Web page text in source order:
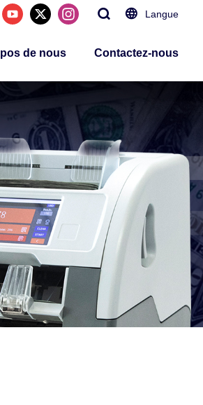
Langue
de nous Contactez-nous